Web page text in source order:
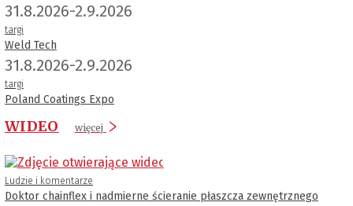
31.8.2026-2.9.2026
targi
Weld Tech
31.8.2026-2.9.2026
targi
Poland Coatings Expo
WIDEO więcej
Ludzie i komentarze
Doktor chainflex i nadmierne ścieranie płaszcza zewnętrznego